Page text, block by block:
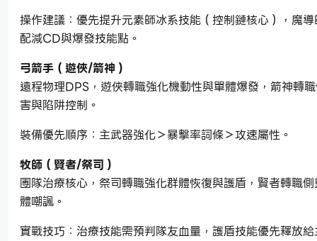
操作建議：優先提升元素師冰系技能（控制鏈核心），魔
配減CD與爆發技能點。
弓箭手（遊俠/箭神）
遠程物理DPS，遊俠轉職強化機動性與單體爆發，箭神轉
害與陷阱控制。
裝備優先順序：主武器強化＞暴擊率詞條＞攻速屬性。
牧師（賢者/祭司）
團隊治療核心，祭司轉職強化群體恢復與護盾，賢者轉職
體嘲諷。
實戰技巧：治療技能需預判隊友血量，護盾技能優先釋放